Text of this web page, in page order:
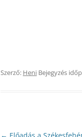
Szerző: Heni Bejegyzés